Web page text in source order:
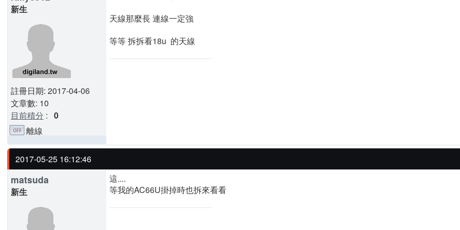
新生
註冊日期: 2017-04-06
文章數: 10
目前積分 : 0
天線那麼長 連線一定強
等等 拆拆看18u 的天線
離線
2017-05-25 16:12:46
matsuda
新生
這....
等我的AC66U掛掉時也拆來看看